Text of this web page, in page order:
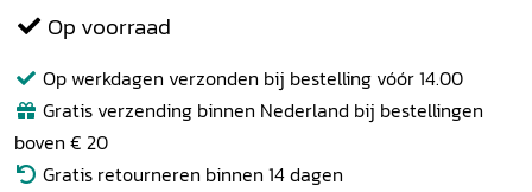
Op voorraad
Op werkdagen verzonden bij bestelling vóór 14.00
Gratis verzending binnen Nederland bij bestellingen
boven € 20
Gratis retourneren binnen 14 dagen